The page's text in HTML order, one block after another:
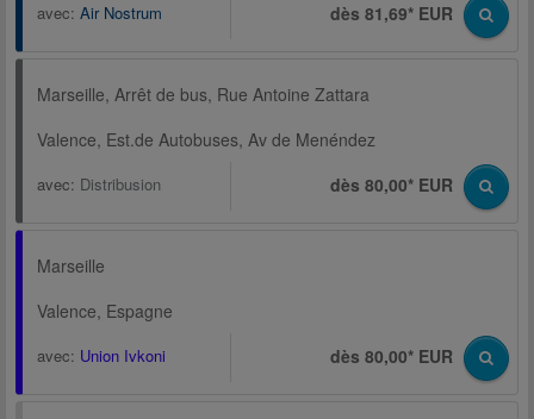
avec: Air Nostrum dès 81,69* EUR
Marseille, Arrêt de bus, Rue Antoine Zattara
Valence, Est.de Autobuses, Av de Menéndez
avec: Distribusion dès 80,00* EUR
Marseille
Valence, Espagne
avec: Union Ivkoni dès 80,00* EUR